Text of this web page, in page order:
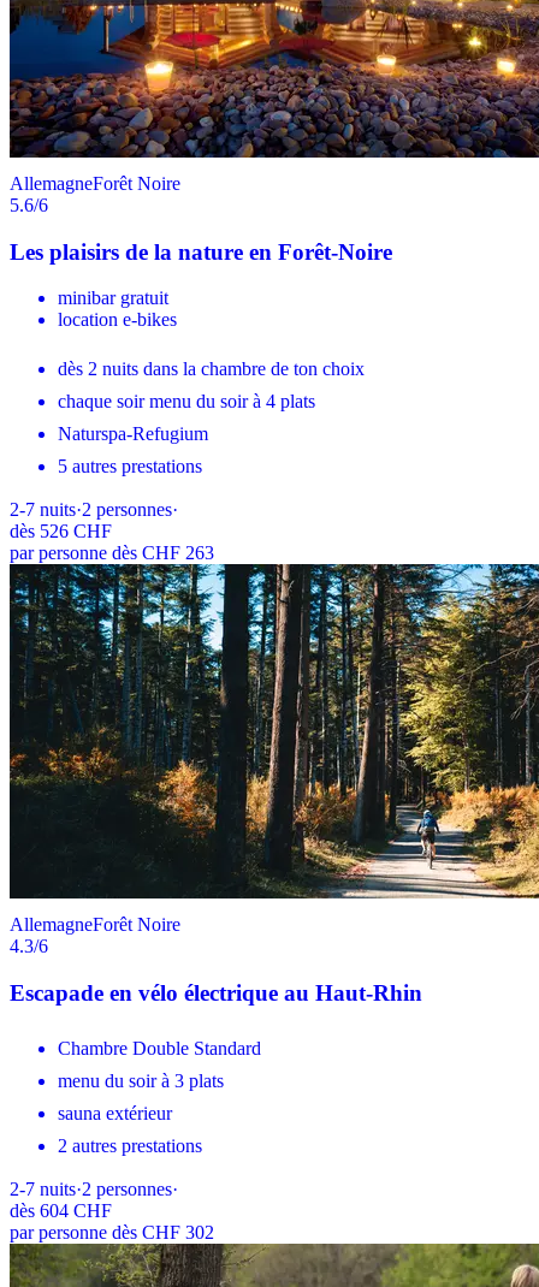
AllemagneForêt Noire
5.6/6
Les plaisirs de la nature en Forêt-Noire
minibar gratuit
location e-bikes
dès 2 nuits dans la chambre de ton choix
chaque soir menu du soir à 4 plats
Naturspa-Refugium
5 autres prestations
2-7 nuits·2 personnes·
dès 526 CHF
par personne dès CHF 263
AllemagneForêt Noire
4.3/6
Escapade en vélo électrique au Haut-Rhin
Chambre Double Standard
menu du soir à 3 plats
sauna extérieur
2 autres prestations
2-7 nuits·2 personnes·
dès 604 CHF
par personne dès CHF 302